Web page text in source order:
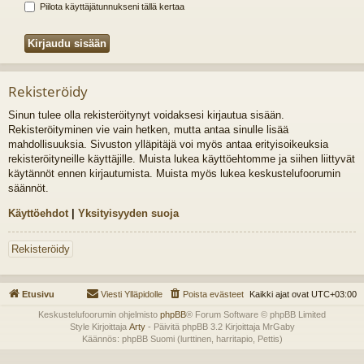
Piilota käyttäjätunnukseni tällä kertaa
Rekisteröidy
Sinun tulee olla rekisteröitynyt voidaksesi kirjautua sisään.
Rekisteröityminen vie vain hetken, mutta antaa sinulle lisää
mahdollisuuksia. Sivuston ylläpitäjä voi myös antaa erityisoikeuksia
rekisteröityneille käyttäjille. Muista lukea käyttöehtomme ja siihen liittyvät
käytännöt ennen kirjautumista. Muista myös lukea keskustelufoorumin
säännöt.
Käyttöehdot | Yksityisyyden suoja
Rekisteröidy
Etusivu Kaikki ajat ovat UTC+03:00
Poista evästeet
Viesti Ylläpidolle
Keskustelufoorumin ohjelmisto phpBB® Forum Software © phpBB Limited
Style Kirjoittaja Arty- Päivitä phpBB 3.2 Kirjoittaja MrGaby
Käännös: phpBB Suomi (lurttinen, harritapio, Pettis)